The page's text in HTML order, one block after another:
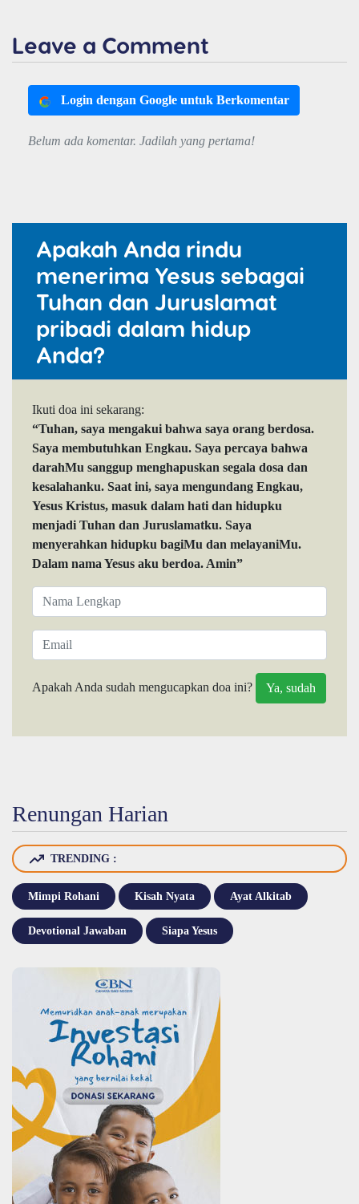
Leave a Comment
Login dengan Google untuk Berkomentar
Belum ada komentar. Jadilah yang pertama!
Apakah Anda rindu
menerima Yesus sebagai
Tuhan dan Juruslamat
pribadi dalam hidup
Anda?
Ikuti doa ini sekarang:
“Tuhan, saya mengakui bahwa saya orang berdosa.
Saya membutuhkan Engkau. Saya percaya bahwa
darahMu sanggup menghapuskan segala dosa dan
kesalahanku. Saat ini, saya mengundang Engkau,
Yesus Kristus, masuk dalam hati dan hidupku
menjadi Tuhan dan Juruslamatku. Saya
menyerahkan hidupku bagiMu dan melayaniMu.
Dalam nama Yesus aku berdoa. Amin”
Apakah Anda sudah mengucapkan doa ini?
Renungan Harian
TRENDING :
Mimpi Rohani Kisah Nyata Ayat Alkitab
Devotional Jawaban Siapa Yesus